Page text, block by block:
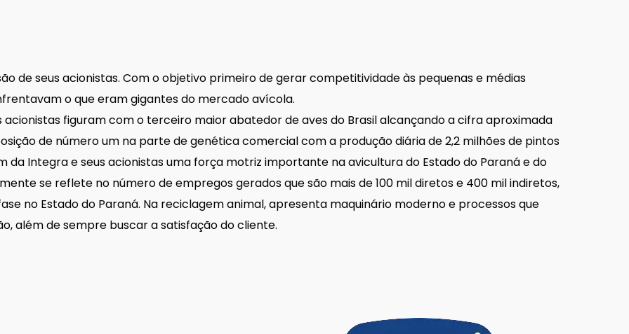
de seus acionistas. Com o objetivo primeiro de gerar competitividade às pequenas e médias
o que eram gigantes do mercado avícola.
acionistas figuram com o terceiro maior abatedor de aves do Brasil alcançando a cifra aproximada
de número um na parte de genética comercial com a produção diária de 2,2 milhões de pintos
da Integra e seus acionistas uma força motriz importante na avicultura do Estado do Paraná e do
se reflete no número de empregos gerados que são mais de 100 mil diretos e 400 mil indiretos,
no Estado do Paraná. Na reciclagem animal, apresenta maquinário moderno e processos que
além de sempre buscar a satisfação do cliente.